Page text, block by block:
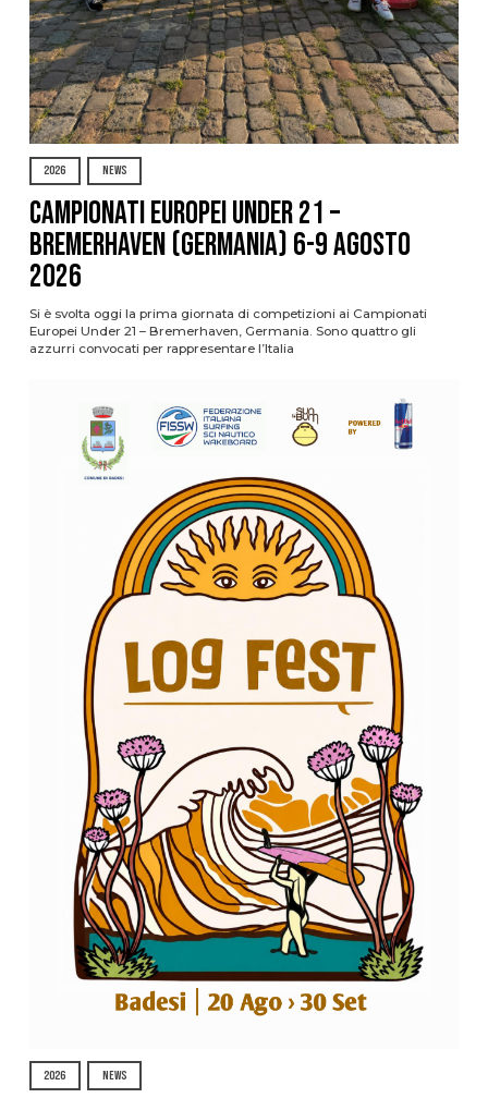
2026 NEWS
Campionati Europei Under 21 –
Bremerhaven (Germania) 6-9 agosto
2026
Si è svolta oggi la prima giornata di competizioni ai Campionati
Europei Under 21 – Bremerhaven, Germania. Sono quattro gli
azzurri convocati per rappresentare l’Italia
2026 NEWS